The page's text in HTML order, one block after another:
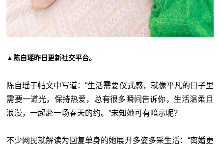
▲陈自瑶昨日更新社交平台。
陈自瑶于帖文中写道：“生活需要仪式感，就像平凡的日子里
需要一道光，保持热爱，总有很多瞬间告诉你，生活温柔且
浪漫，一起赴一场春天的约。”未知她可有暗示呢？
不少网民就解读为回复单身的她展开多姿多采生活：“离婚更